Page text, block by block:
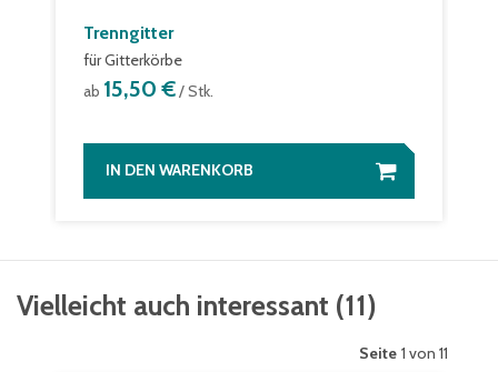
Trenngitter
für Gitterkörbe
ab 15,50 €/ Stk.
IN DEN WARENKORB
Vielleicht auch interessant (11)
Seite 1 von 11